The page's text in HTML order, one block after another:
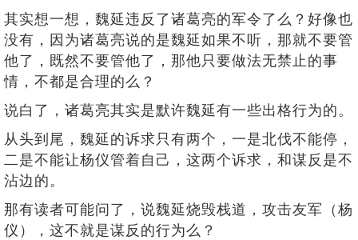
其实想一想，魏延违反了诸葛亮的军令了么？好像也
没有，因为诸葛亮说的是魏延如果不听，那就不要管
他了，既然不要管他了，那他只要做法无禁止的事
情，不都是合理的么？
说白了，诸葛亮其实是默许魏延有一些出格行为的。
从头到尾，魏延的诉求只有两个，一是北伐不能停，
二是不能让杨仪管着自己，这两个诉求，和谋反是不
沾边的。
那有读者可能问了，说魏延烧毁栈道，攻击友军（杨
仪），这不就是谋反的行为么？